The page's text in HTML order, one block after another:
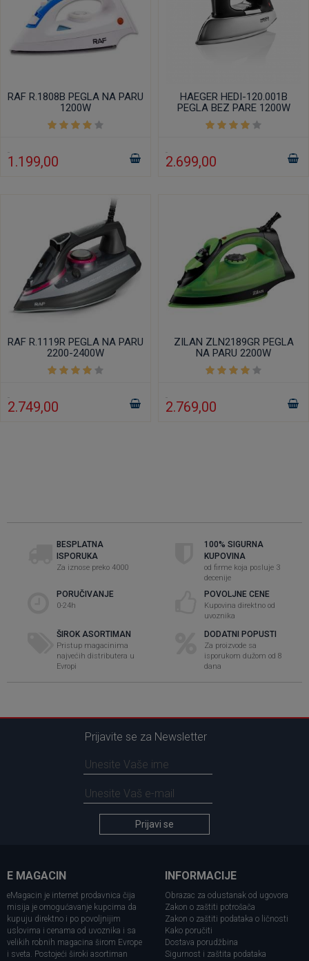
RAF R.1808B PEGLA NA PARU
1200W
1.199,00
HAEGER HEDI-120.001B
PEGLA BEZ PARE 1200W
2.699,00
RAF R.1119R PEGLA NA PARU
2200-2400W
2.749,00
ZILAN ZLN2189GR PEGLA
NA PARU 2200W
2.769,00
BESPLATNA
ISPORUKA
Za iznose preko 4000
100% SIGURNA
KUPOVINA
od firme koja posluje 3
decenije
PORUČIVANJE
0-24h
POVOLJNE CENE
Kupovina direktno od
uvoznika
ŠIROK ASORTIMAN
Pristup magacinima
najvećih distributera u
Evropi
DODATNI POPUSTI
Za proizvode sa
isporukom dužom od 8
dana
Prijavite se za Newsletter
Prijavi se
E MAGACIN
eMagacin je internet prodavnica čija
misija je omogućavanje kupcima da
kupuju direktno i po povoljnijim
uslovima i cenama od uvoznika i sa
velikih robnih magacina širom Evrope
i sveta. Postojeći široki asortiman
INFORMACIJE
Obrazac za odustanak od ugovora
Zakon o zaštiti potrošača
Zakon o zaštiti podataka o ličnosti
Kako poručiti
Dostava porudžbina
Sigurnost i zaštita podataka